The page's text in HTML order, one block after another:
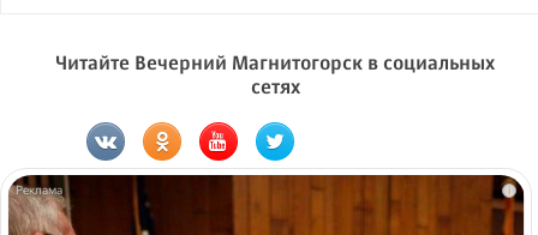
Читайте Вечерний Магнитогорск в социальных
сетях
i